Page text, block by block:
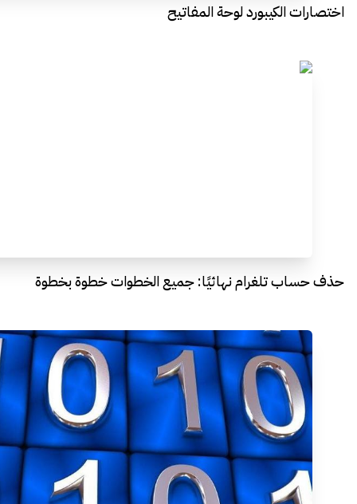
اختصارات الكيبورد لوحة المفاتيح
حذف حساب تلغرام نهائيًا: جميع الخطوات خطوة بخطوة